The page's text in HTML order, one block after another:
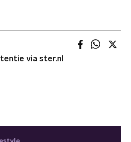
via ster.nl